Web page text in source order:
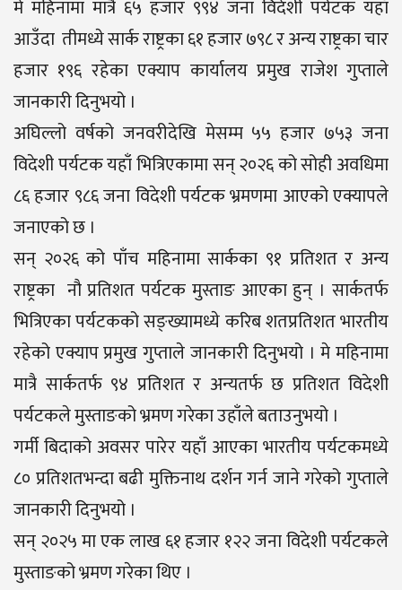
मे महिनामा मात्रै ६५ हजार ९९४ जना विदेशी पर्यटक यहाँ
आउँदा तीमध्ये सार्क राष्ट्रका ६१ हजार ७९८ र अन्य राष्ट्रका चार
हजार १९६ रहेका एक्याप कार्यालय प्रमुख राजेश गुप्ताले
जानकारी दिनुभयो ।
अघिल्लो वर्षको जनवरीदेखि मेसम्म ५५ हजार ७५३ जना
विदेशी पर्यटक यहाँ भित्रिएकामा सन् २०२६ को सोही अवधिमा
८६ हजार ९८६ जना विदेशी पर्यटक भ्रमणमा आएको एक्यापले
जनाएको छ ।
सन् २०२६ को पाँच महिनामा सार्कका ९१ प्रतिशत र अन्य
राष्ट्रका नौ प्रतिशत पर्यटक मुस्ताङ आएका हुन् । सार्कतर्फ
भित्रिएका पर्यटकको सङ्ख्यामध्ये करिब शतप्रतिशत भारतीय
रहेको एक्याप प्रमुख गुप्ताले जानकारी दिनुभयो । मे महिनामा
मात्रै सार्कतर्फ ९४ प्रतिशत र अन्यतर्फ छ प्रतिशत विदेशी
पर्यटकले मुस्ताङको भ्रमण गरेका उहाँले बताउनुभयो ।
गर्मी बिदाको अवसर पारेर यहाँ आएका भारतीय पर्यटकमध्ये
८० प्रतिशतभन्दा बढी मुक्तिनाथ दर्शन गर्न जाने गरेको गुप्ताले
जानकारी दिनुभयो ।
सन् २०२५ मा एक लाख ६१ हजार १२२ जना विदेशी पर्यटकले
मुस्ताङको भ्रमण गरेका थिए ।